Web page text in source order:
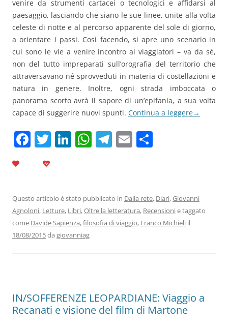
venire da strumenti cartacei o tecnologici e affidarsi al
paesaggio, lasciando che siano le sue linee, unite alla volta
celeste di notte e al percorso apparente del sole di giorno,
a orientare i passi. Così facendo, si apre uno scenario in
cui sono le vie a venire incontro ai viaggiatori – va da sé,
non del tutto impreparati sull’orografia del territorio che
attraversavano né sprovveduti in materia di costellazioni e
natura in genere. Inoltre, ogni strada imboccata o
panorama scorto avrà il sapore di un’epifania, a sua volta
capace di suggerire nuovi spunti. Continua a leggere→
F
b
o
o
T Li
dI
n
W
A
p
T
a
m
E
vi
di
Questo articolo è stato pubblicato in Dalla rete, Diari,Giovanni
Agnoloni, Letture, Libri,Oltre la letteratura, Recensionie taggato
come Davide Sapienza,filosofia di viaggio, Franco Michieli il
18/08/2015da giovanniag
IN/SOFFERENZE LEOPARDIANE: Viaggio a
Recanati e visione del film di Martone